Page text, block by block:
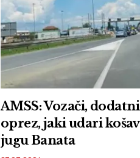
AMSS: Vozači, dodatni
oprez, jaki udari košave na
jugu Banata